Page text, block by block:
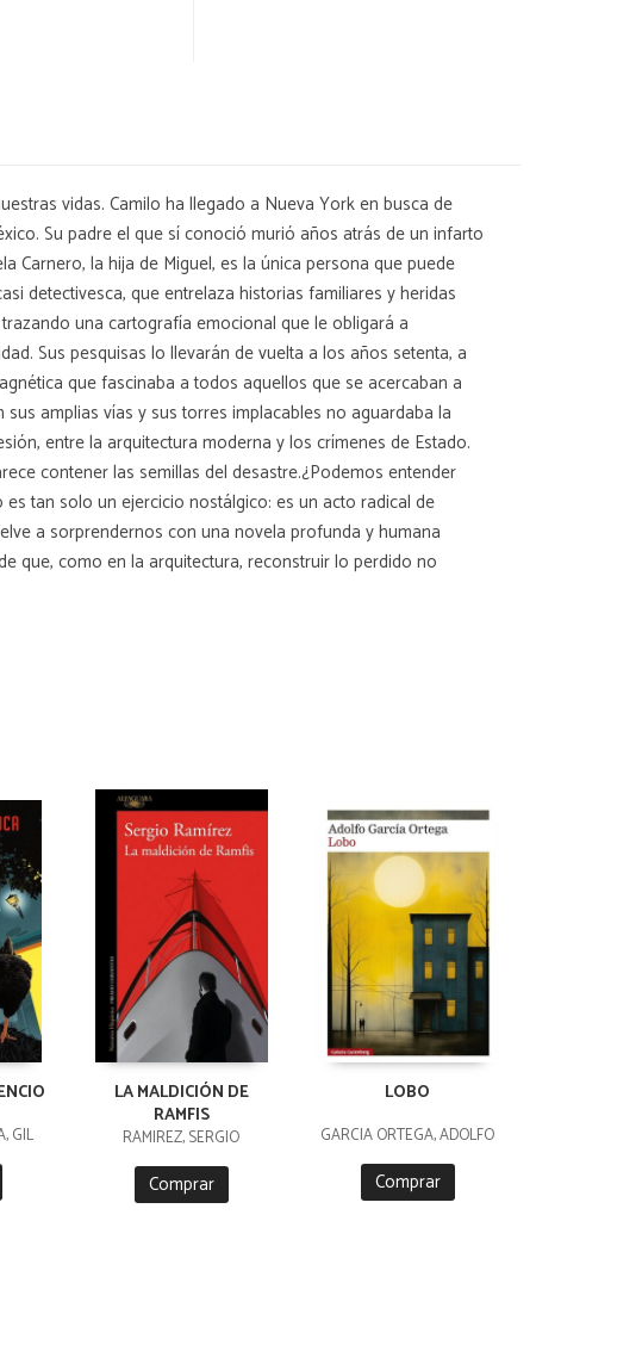
vidas. Camilo ha llegado a Nueva York en busca de
Su padre el que sí conoció murió años atrás de un infarto
Carnero, la hija de Miguel, es la única persona que puede
detectivesca, que entrelaza historias familiares y heridas
una cartografía emocional que le obligará a
Sus pesquisas lo llevarán de vuelta a los años setenta, a
que fascinaba a todos aquellos que se acercaban a
amplias vías y sus torres implacables no aguardaba la
entre la arquitectura moderna y los crímenes de Estado.
contener las semillas del desastre.¿Podemos entender
tan solo un ejercicio nostálgico: es un acto radical de
a sorprendernos con una novela profunda y humana
que, como en la arquitectura, reconstruir lo perdido no
GIL
LA MALDICIÓN DE
RAMFIS
RAMIREZ, SERGIO
Comprar
LOBO
GARCIA ORTEGA, ADOLFO
Comprar